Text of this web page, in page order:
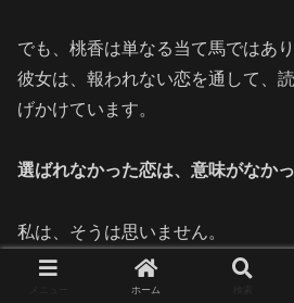
でも、桃香は単なる当て馬ではあり
彼女は、報われない恋を通して、
げかけています。
選ばれなかった恋は、意味がなかっ
私は、そうは思いません。
桃香の恋は、ミナトと結ばれなか
の輪郭を浮かび上がらせました。
ホーム